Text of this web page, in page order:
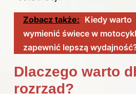
Zobacz także: Kiedy warto
wymienić świece w
zapewnić lepszą
Dlaczego warto
rozrząd?